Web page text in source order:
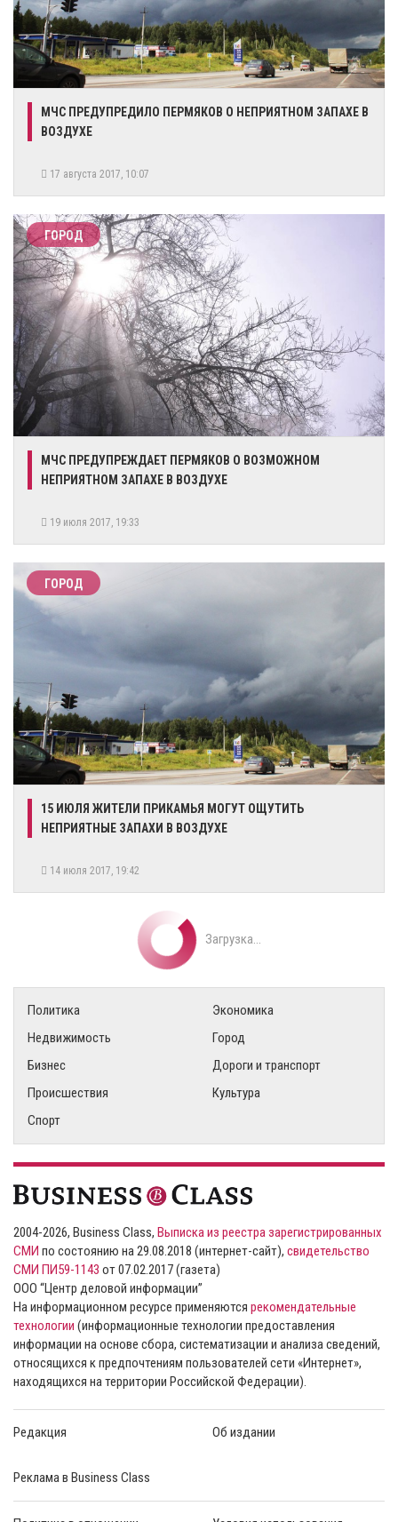
​МЧС ПРЕДУПРЕДИЛО ПЕРМЯКОВ О НЕПРИЯТНОМ ЗАПАХЕ В
ВОЗДУХЕ
17 августа 2017, 10:07
ГОРОД
МЧС ПРЕДУПРЕЖДАЕТ ПЕРМЯКОВ О ВОЗМОЖНОМ
НЕПРИЯТНОМ ЗАПАХЕ В ВОЗДУХЕ
19 июля 2017, 19:33
ГОРОД
15 ИЮЛЯ ЖИТЕЛИ ПРИКАМЬЯ МОГУТ ОЩУТИТЬ
НЕПРИЯТНЫЕ ЗАПАХИ В ВОЗДУХЕ‍
14 июля 2017, 19:42
Загрузка...
Политика
Экономика
Недвижимость
Город
Бизнес
Дороги и транспорт
Происшествия
Культура
Спорт
2004-2026, Business Class, Выписка из реестра зарегистрированных
СМИ по состоянию на 29.08.2018 (интернет-сайт), свидетельство
СМИ ПИ59-1143 от 07.02.2017 (газета)
ООО “Центр деловой информации”
На информационном ресурсе применяются рекомендательные
технологии (информационные технологии предоставления
информации на основе сбора, систематизации и анализа сведений,
относящихся к предпочтениям пользователей сети «Интернет»,
находящихся на территории Российской Федерации).
Редакция Об издании
Реклама в Business Class